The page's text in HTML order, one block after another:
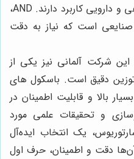
مختلفی از جمله آزمایشگاهی و دارویی کاربرد دارند. AND،
است که نیاز به دقت
این شرکت آلمانی نیز یکی از
دقیق است. باسکول های
بالا و قابلیت اطمینان در
و تحقیقات علمی مورد
یک انتخاب ایده‌آل
دقت و اطمینان، حرف اول